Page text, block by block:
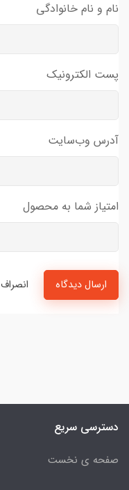
نام و نام خانوادگی
پست الکترونیک
آدرس وب‌سایت
امتیاز شما به محصول
ارسال دیدگاه انصراف
دسترسی سریع
صفحه ی نخست